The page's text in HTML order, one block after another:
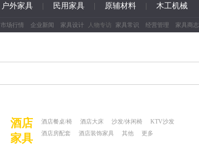
户外家具 | 民用家具 | 原辅材料 | 木工机械
市场行情 企业新闻 家具设计 人物专访 家具常识 经营管理 家具商志
酒店
家具
酒店餐桌/椅 酒店大床 沙发/休闲椅
KTV沙发
酒店房配套
酒店装饰家具 其他 更多